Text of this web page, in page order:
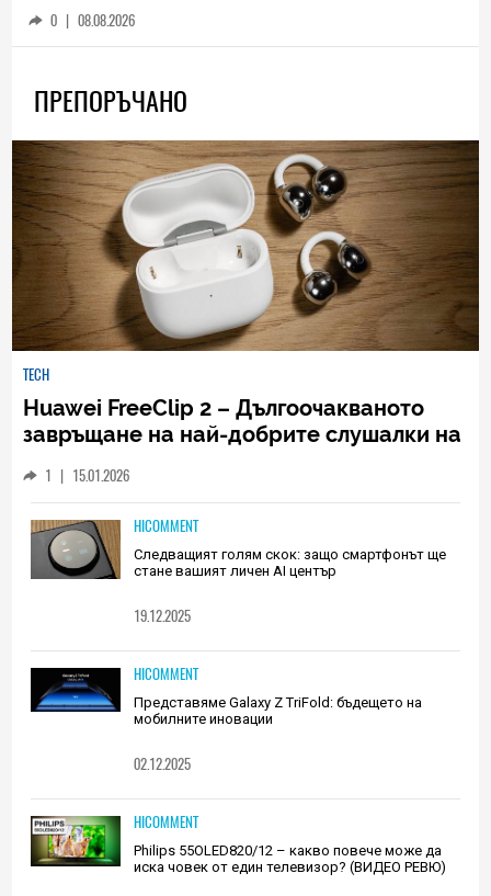
0 | 08.08.2026
ПРЕПОРЪЧАНО
TECH
Huawei FreeClip 2 – Дългоочакваното
завръщане на най-добрите слушалки на
1 | 15.01.2026
HICOMMENT
Следващият голям скок: защо смартфонът ще
стане вашият личен AI център
19.12.2025
HICOMMENT
Представяме Galaxy Z TriFold: бъдещето на
мобилните иновации
02.12.2025
HICOMMENT
Philips 55OLED820/12 – какво повече може да
иска човек от един телевизор? (ВИДЕО РЕВЮ)